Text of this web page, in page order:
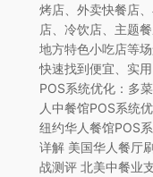
烤店、外卖快餐店
店、冷饮店、主题
地方特色小吃店等
快速找到便宜、实
POS系统优化：多
人中餐馆POS系统
纽约华人餐馆POS
详解 美国华人餐厅
战测评 北美中餐业